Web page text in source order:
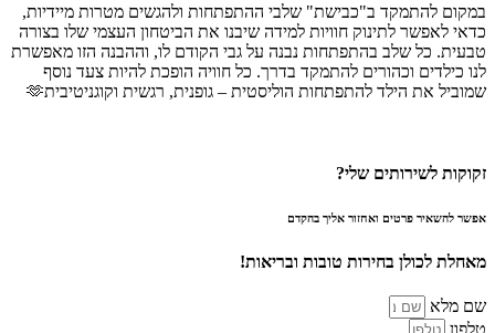
במקום להתמקד ב"כבישת" שלבי ההתפתחות ולהגשים מטרות מיידיות,
כדאי לאפשר לתינוק חוויות למידה שיבנו את הביטחון העצמי שלו בצורה
טבעית. כל שלב בהתפתחות נבנה על גבי הקודם לו, וההבנה הזו מאפשרת
לנו כילדים וכהורים להתמקד בדרך. כל חוויה הופכת להיות צעד נוסף
שמוביל את הילד להתפתחות הוליסטית – גופנית, רגשית וקוגניטיבית🫶
זקוקות לשירותים שלי?
אפשר להשאיר פרטים ואחזור אליך בהקדם
מאחלת לכולן בחירות טובות ובריאות!
שם מלא
טלפון